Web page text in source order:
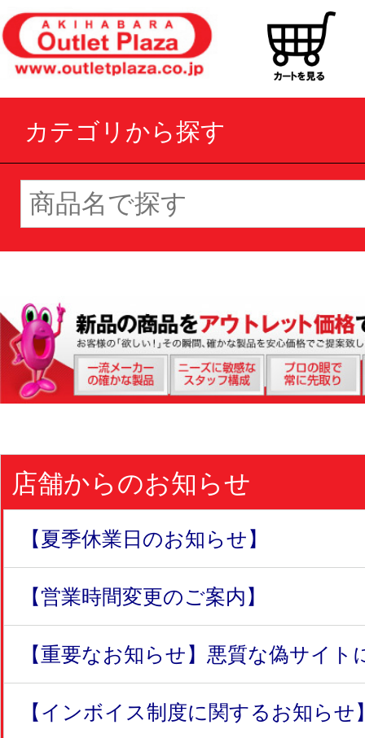
カテゴリから探す
店舗からのお知らせ
【夏季休業日のお知らせ】
【営業時間変更のご案内】
【重要なお知らせ】悪質な偽サイト
【インボイス制度に関するお知らせ